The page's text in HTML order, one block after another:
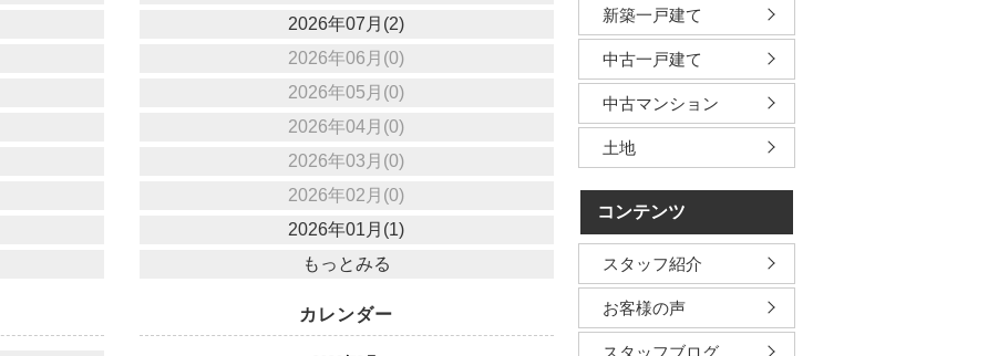
2026年07月(2)
2026年06月(0)
2026年05月(0)
2026年04月(0)
2026年03月(0)
2026年02月(0)
2026年01月(1)
もっとみる
カレンダー
新築一戸建て
中古一戸建て
中古マンション
土地
コンテンツ
スタッフ紹介
お客様の声
スタッフブログ